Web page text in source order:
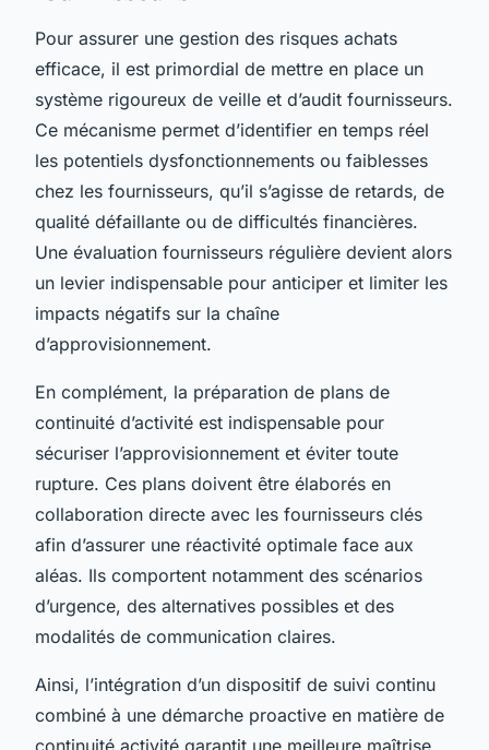
Pour assurer une gestion des risques achats
efficace, il est primordial de mettre en place un
système rigoureux de veille et d’audit fournisseurs.
Ce mécanisme permet d’identifier en temps réel
les potentiels dysfonctionnements ou faiblesses
chez les fournisseurs, qu’il s’agisse de retards, de
qualité défaillante ou de difficultés financières.
Une évaluation fournisseurs régulière devient alors
un levier indispensable pour anticiper et limiter les
impacts négatifs sur la chaîne
d’approvisionnement.
En complément, la préparation de plans de
continuité d’activité est indispensable pour
sécuriser l’approvisionnement et éviter toute
rupture. Ces plans doivent être élaborés en
collaboration directe avec les fournisseurs clés
afin d’assurer une réactivité optimale face aux
aléas. Ils comportent notamment des scénarios
d’urgence, des alternatives possibles et des
modalités de communication claires.
Ainsi, l’intégration d’un dispositif de suivi continu
combiné à une démarche proactive en matière de
continuité activité garantit une meilleure maîtrise